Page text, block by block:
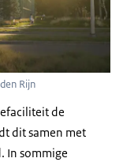
Rijn
de
dit samen met
In sommige